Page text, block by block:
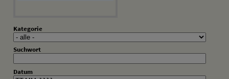
Kategorie
Suchwort
Datum